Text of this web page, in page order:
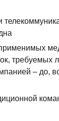
требуемых
– до,